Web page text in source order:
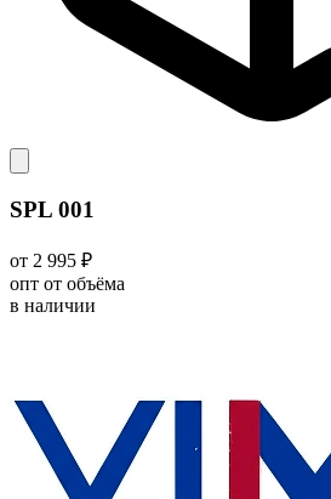
SPL 001
от 2 995 ₽
опт от объёма
в наличии